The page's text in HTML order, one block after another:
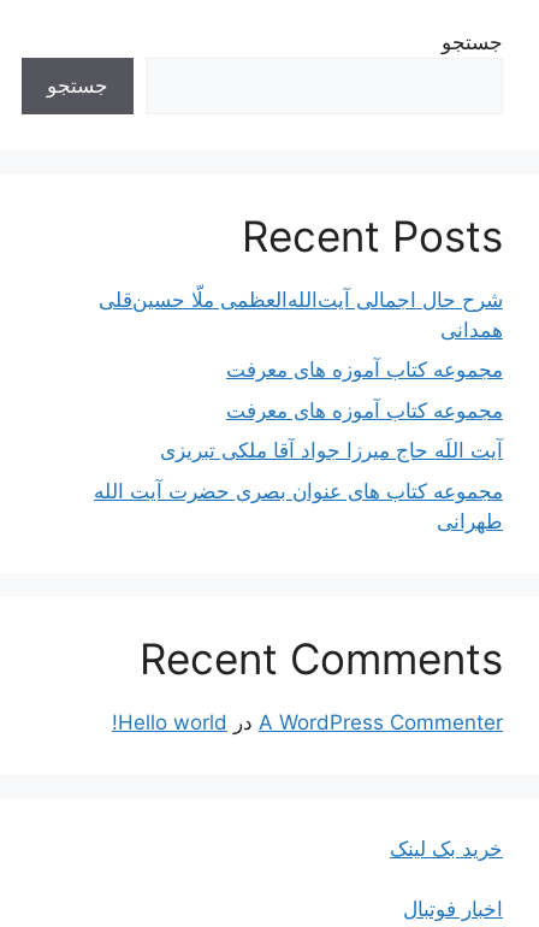
جستجو
جستجو
Recent Posts
شرح حال اجمالی آیت‌الله‌العظمی ملّا حسین‌قلی
همدانی
مجموعه کتاب آموزه های معرفت
مجموعه کتاب آموزه های معرفت
آیت اللَه حاج میرزا جواد آقا ملکی تبریزی
مجموعه کتاب های عنوان بصری حضرت آیت الله
طهرانی
Recent Comments
A WordPress Commenter در Hello world!
خرید بک لینک
اخبار فوتبال